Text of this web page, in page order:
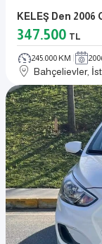
KELEŞ Den 2006
347.500 TL
245.000 KM
Bahçelievler,